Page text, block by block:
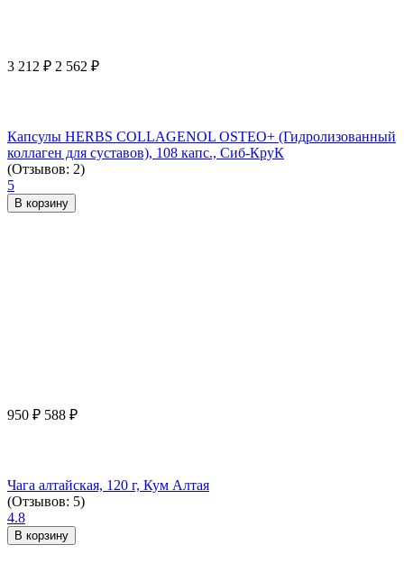
3 212 ₽ 2 562 ₽
Капсулы HERBS COLLAGENOL OSTEO+ (Гидролизованный
коллаген для суставов), 108 капс., Сиб-КруК
(Отзывов: 2)
5
В корзину
950 ₽ 588 ₽
Чага алтайская, 120 г, Кум Алтая
(Отзывов: 5)
4.8
В корзину